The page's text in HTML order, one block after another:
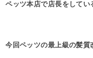
ペッツ本店で店長をしてい
今回ペッツの最上級の髪質